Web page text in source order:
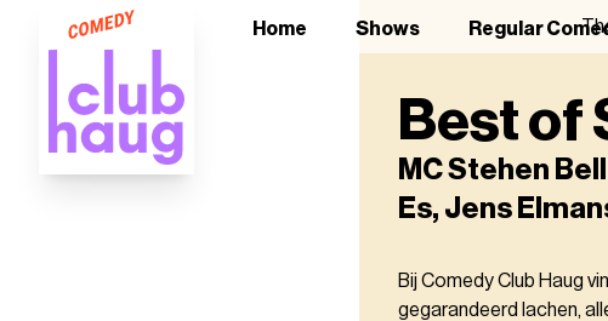
Home Shows Regular
Best of
MC Stehen
Es, Jens
Bij Comedy Club Haug
gegarandeerd lachen,